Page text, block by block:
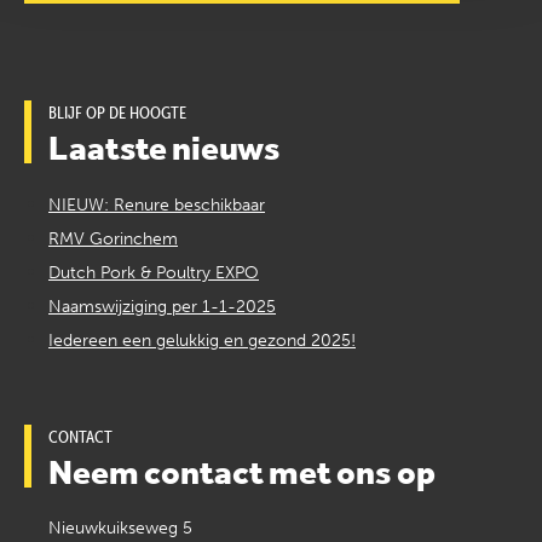
BLIJF OP DE HOOGTE
Laatste nieuws
NIEUW: Renure beschikbaar
RMV Gorinchem
Dutch Pork & Poultry EXPO
Naamswijziging per 1-1-2025
Iedereen een gelukkig en gezond 2025!
CONTACT
Neem contact met ons op
Nieuwkuikseweg 5